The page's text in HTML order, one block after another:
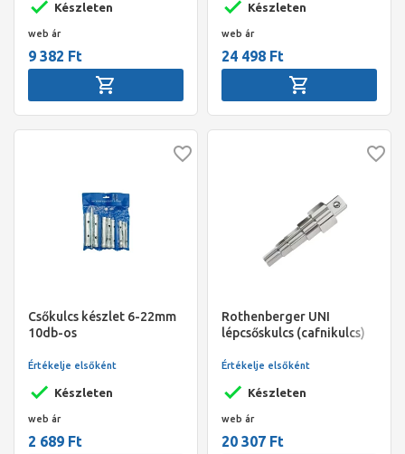
Készleten
web ár
9 382 Ft
Készleten
web ár
24 498 Ft
Csőkulcs készlet 6-22mm
10db-os
Készleten
Értékelje elsőként
web ár
2 689 Ft
Rothenberger UNI
lépcsőskulcs (cafnikulcs)
Készleten
Értékelje elsőként
web ár
20 307 Ft